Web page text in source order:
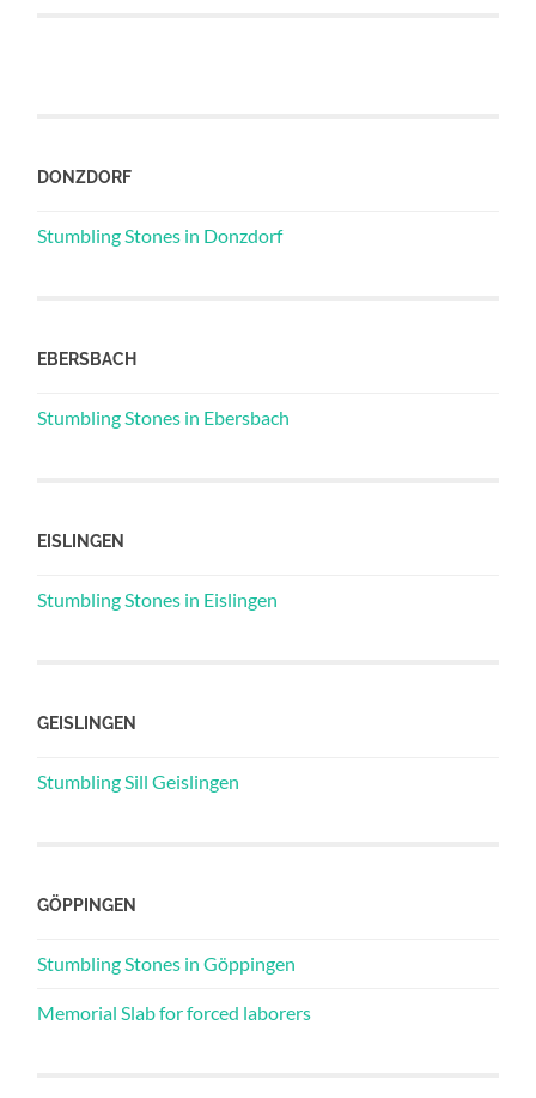
DONZDORF
Stumbling Stones in Donzdorf
EBERSBACH
Stumbling Stones in Ebersbach
EISLINGEN
Stumbling Stones in Eislingen
GEISLINGEN
Stumbling Sill Geislingen
GÖPPINGEN
Stumbling Stones in Göppingen
Memorial Slab for forced laborers